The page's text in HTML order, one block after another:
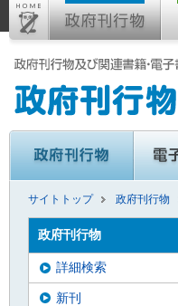
サイトトップ 政府刊行物
政府刊行物
詳細検索
新刊